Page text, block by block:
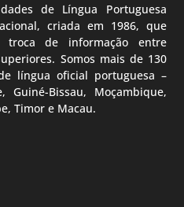
de Língua Portuguesa
criada em 1986, que
troca de informação entre
Somos mais de 130
língua oficial portuguesa –
Guiné-Bissau, Moçambique,
Timor e Macau.